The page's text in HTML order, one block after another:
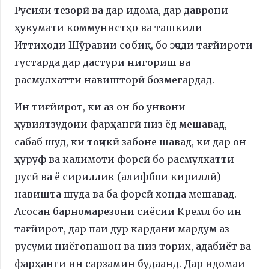
Русияи тезорӣ ва дар идома, дар даврони
ҳукумати коммунистҳо ва ташкили
Иттиҳоди Шӯравии собиқ, бо эҷоди тағйироти
густарда дар дастури нигориш ва
расмулхатти навишторӣ бозмегардад.
Ин тиғйирот, ки аз он бо унвони
ҳувиятзудоии фарҳангӣ низ ёд мешавад,
сабаб шуд, ки тоҷикӣ забоне шавад, ки дар он
ҳуруф ва калимоти форсӣ бо расмулхатти
русӣ ва ё сириллик (алифбои кириллӣ)
навишта шуда ва ба форсӣ хонда мешавад.
Асосан барномарезони сиёсии Кремл бо ин
тағйирот, дар паи дур кардани мардум аз
русуми ниёгонашон ва низ торих, адабиёт ва
фарҳанги ин сарзамин будаанд. Дар идомаи